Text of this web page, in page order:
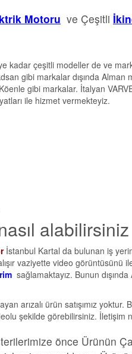
Motoru ve Çeşitli
kadar çeşitli modeller de ve
gibi markalar dışında Alman
gibi markalar. İtalyan
ile hizmet vermekteyiz.
İstanbul Kartal da bulunan iş
vaziyette video görüntüsünü
sağlamaktayız. Bunun
arızalı ürün satışımız
şekilde görebilirsiniz. İletişim
önce Ürünün